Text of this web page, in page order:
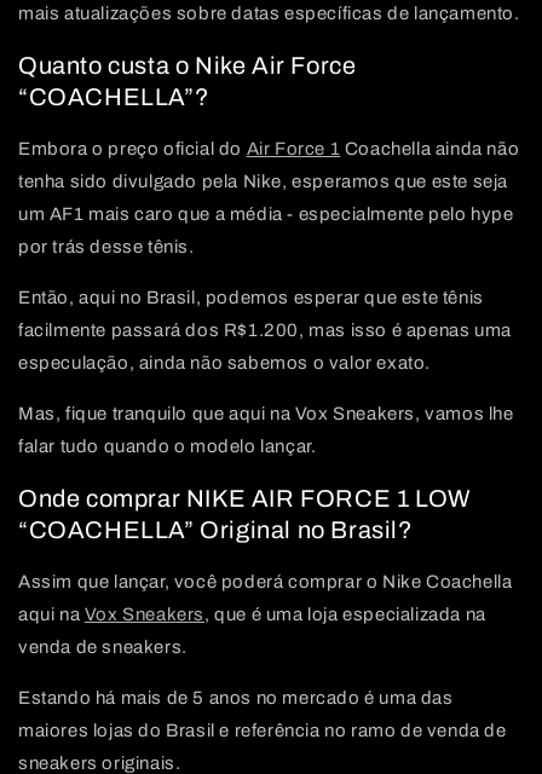
mais atualizações sobre datas específicas de lançamento.
Quanto custa o Nike Air Force
“COACHELLA”?
Embora o preço oficial do Air Force 1 Coachella ainda não
tenha sido divulgado pela Nike, esperamos que este seja
um AF1 mais caro que a média - especialmente pelo hype
por trás desse tênis.
Então, aqui no Brasil, podemos esperar que este tênis
facilmente passará dos R$1.200, mas isso é apenas uma
especulação, ainda não sabemos o valor exato.
Mas, fique tranquilo que aqui na Vox Sneakers, vamos lhe
falar tudo quando o modelo lançar.
Onde comprar NIKE AIR FORCE 1 LOW
“COACHELLA” Original no Brasil?
Assim que lançar, você poderá comprar o Nike Coachella
aqui na Vox Sneakers, que é uma loja especializada na
venda de sneakers.
Estando há mais de 5 anos no mercado é uma das
maiores lojas do Brasil e referência no ramo de venda de
sneakers originais.